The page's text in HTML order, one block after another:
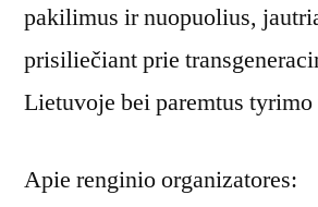
pakilimus ir nuopuolius,
prisiliečiant prie
Lietuvoje bei paremtus tyrimo
Apie renginio organizatores: